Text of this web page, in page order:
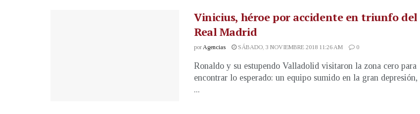
Vinicius, héroe por accidente en triunfo del
Real Madrid
porAgencias SÁBADO, 3 NOVIEMBRE 2018 11:26 AM 0
Ronaldo y su estupendo Valladolid visitaron la zona cero para
encontrar lo esperado: un equipo sumido en la gran depresión,
...